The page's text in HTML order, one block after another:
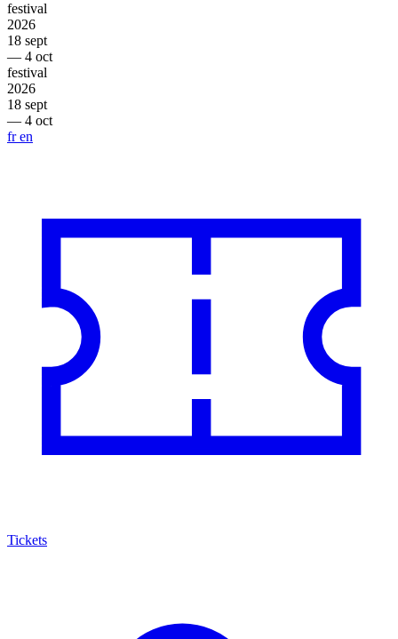
festival
2026
18 sept
— 4 oct
festival
2026
18 sept
— 4 oct
fren
Tickets